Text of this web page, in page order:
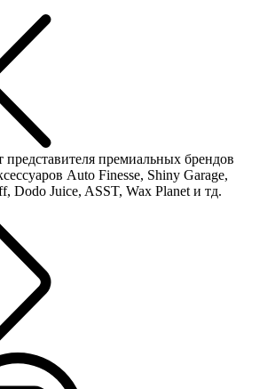
премиальных брендов
Auto Finesse, Shiny Garage,
Dodo Juice, ASST, Wax Planet и тд.